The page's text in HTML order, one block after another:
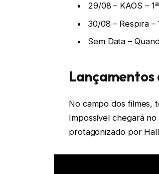
29/08 – KAOS –
30/08 – Respira –
Sem Data –
Lançamentos
No campo dos filmes,
Impossível chegará
protagonizado por